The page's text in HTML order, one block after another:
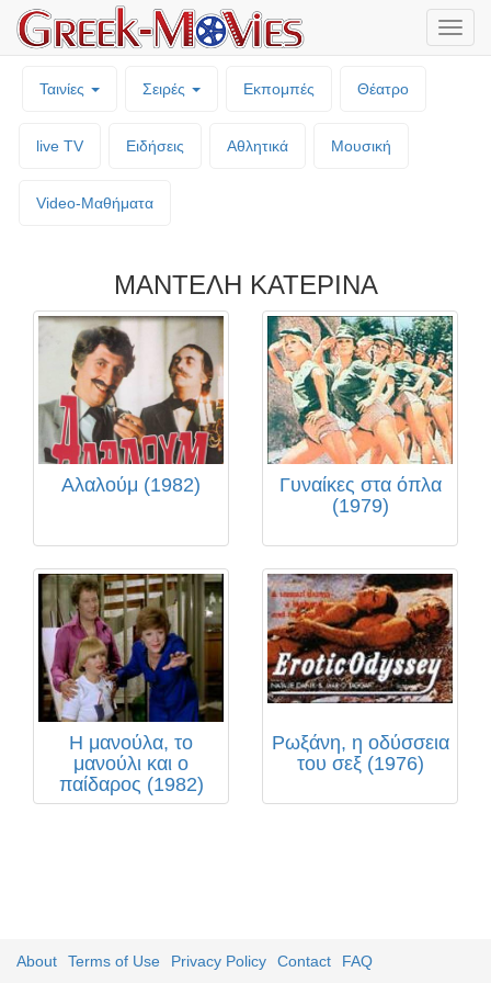
Ταινίες Σειρές Εκπομπές Θέατρο
live TV Ειδήσεις Αθλητικά Μουσική
Video-Mαθήματα
ΜΑΝΤΕΛΗ ΚΑΤΕΡΙΝΑ
Αλαλούμ (1982)
Γυναίκες στα όπλα
(1979)
Η μανούλα, το
μανούλι και ο
παίδαρος (1982)
Ρωξάνη, η οδύσσεια
του σεξ (1976)
About Terms of Use Privacy Policy Contact FAQ